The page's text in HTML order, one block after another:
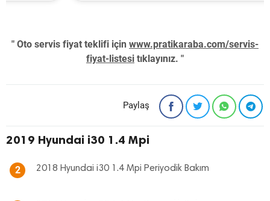
" Oto servis fiyat teklifi için www.pratikaraba.com/servis-
fiyat-listesi tıklayınız. "
Paylaş
2019 Hyundai i30 1.4 Mpi
2 2018 Hyundai i30 1.4 Mpi Periyodik Bakım